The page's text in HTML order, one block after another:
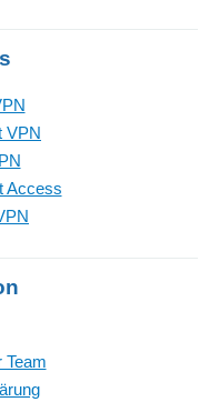
VPN
Access
Team